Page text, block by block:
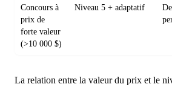
Concours à
prix de
forte valeur
(>10 000 $)
Niveau 5 + adaptatif
La relation entre la valeur du prix et le